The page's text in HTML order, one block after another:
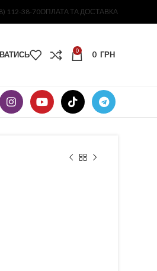
112-38-70ОПЛАТА ТА ДОСТАВКА
0 0 ГРН